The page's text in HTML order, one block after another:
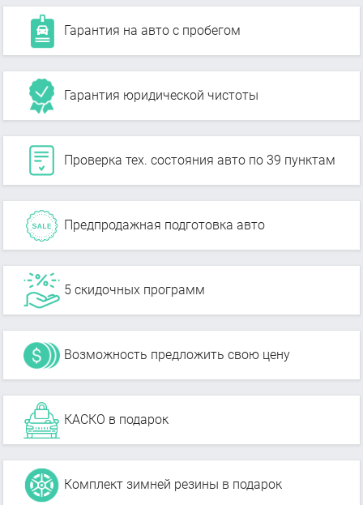
Гарантия на авто с пробегом
Гарантия юридической чистоты
Проверка тех. состояния авто по 39 пунктам
Предпродажная подготовка авто
5 скидочных программ
Возможность предложить свою цену
КАСКО в подарок
Комплект зимней резины в подарок